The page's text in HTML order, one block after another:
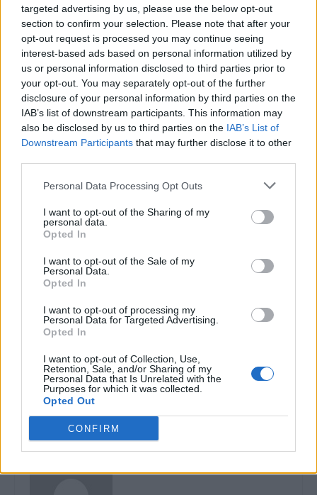
targeted advertising by us, please use the below opt-out
section to confirm your selection. Please note that after your
opt-out request is processed you may continue seeing
interest-based ads based on personal information utilized by
us or personal information disclosed to third parties prior to
your opt-out. You may separately opt-out of the further
disclosure of your personal information by third parties on the
IAB’s list of downstream participants. This information may
also be disclosed by us to third parties on the IAB’s List of
Downstream Participants that may further disclose it to other
Personal Data Processing Opt Outs
I want to opt-out of the Sharing of my
personal data.
Opted In
I want to opt-out of the Sale of my
Personal Data.
Opted In
I want to opt-out of processing my
Personal Data for Targeted Advertising.
Opted In
I want to opt-out of Collection, Use,
Retention, Sale, and/or Sharing of my
Personal Data that Is Unrelated with the
Purposes for which it was collected.
Opted Out
CONFIRM
- Advertisement -
TAGS 1 iunie Brănești donații
vlad voiculescu
ziua copilului
Administrația PSD a
Sectorului 1 a încercat să
Planul de urbanism pus în
dezbatere diferă de cel avizat
de MApN
Dezvăluirea șocantă a unui
fost ministru: “Guvernele nu
informaticienii”, de aceea
școlarii nu au nici azi
biblioteca virtuală! PSD a